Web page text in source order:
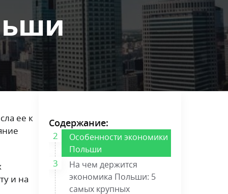
Содержание:
Особенности экономики
Польши
На чем держится
экономика Польши: 5
самых крупных
ее к
и на